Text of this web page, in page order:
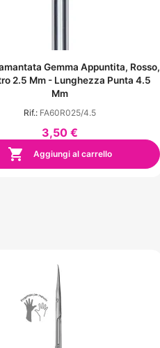
Gemma Appuntita, Rosso,
2.5 Mm - Lunghezza Punta 4.5
Mm
Rif.: FA60R025/4.5
3,50 €
 Aggiungi al carrello